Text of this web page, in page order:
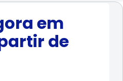
em
de